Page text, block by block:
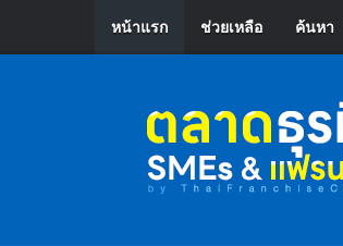
หน้าแรก ช่วยเหลือ ค้นหา